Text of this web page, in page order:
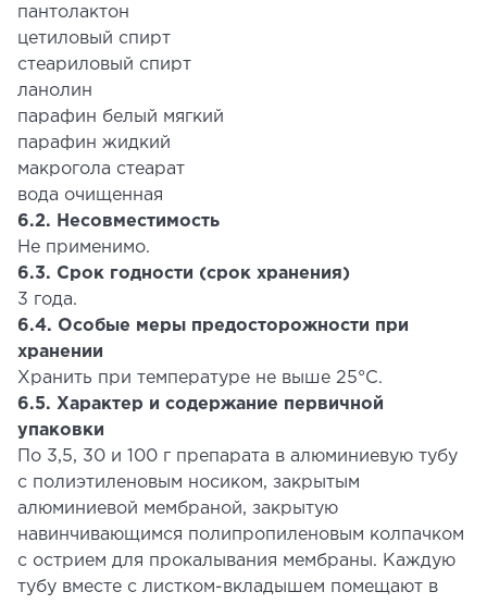
пантолактон
цетиловый спирт
стеариловый спирт
ланолин
парафин белый мягкий
парафин жидкий
макрогола стеарат
вода очищенная
6.2. Несовместимость
Не применимо.
6.3. Срок годности (срок хранения)
3 года.
6.4. Особые меры предосторожности при
хранении
Хранить при температуре не выше 25°С.
6.5. Характер и содержание первичной
упаковки
По 3,5, 30 и 100 г препарата в алюминиевую тубу
с полиэтиленовым носиком, закрытым
алюминиевой мембраной, закрытую
навинчивающимся полипропиленовым колпачком
с острием для прокалывания мембраны. Каждую
тубу вместе с листком-вкладышем помещают в